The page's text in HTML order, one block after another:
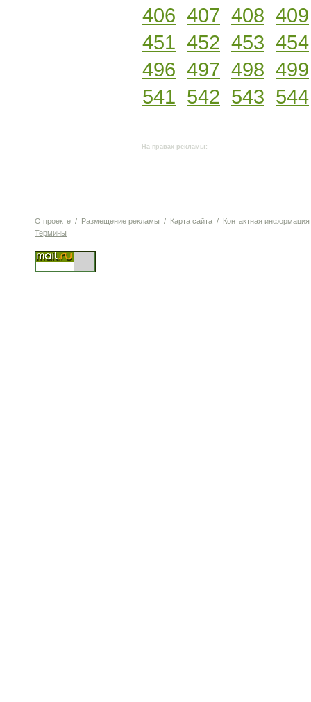
406 407 408 409
451 452 453 454
496 497 498 499
541 542 543 544
На правах рекламы:
О проекте / Размещение рекламы / Карта сайта / Контактная информация
Термины